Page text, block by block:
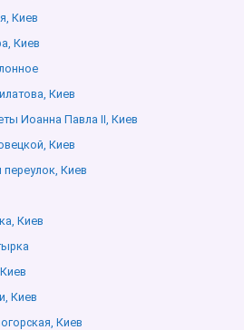
Киев
Киев
Киев
Иоанна Павла ІІ, Киев
Киев
Киев
Киев
Киев
Киев